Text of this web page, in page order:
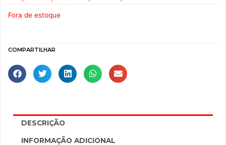
Fora de estoque
COMPARTILHAR
DESCRIÇÃO
INFORMAÇÃO ADICIONAL